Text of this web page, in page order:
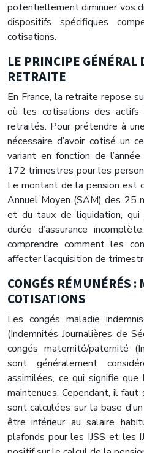
potentiellement diminuer vos
dispositifs spécifiques
cotisations.
LE PRINCIPE GÉNÉRAL
RETRAITE
En France, la retraite repose
où les cotisations des actifs
retraités. Pour prétendre à
nécessaire d’avoir cotisé un
variant en fonction de
172 trimestres pour les
Le montant de la pension est
Annuel Moyen (SAM) des 25
et du taux de liquidation,
durée d’assurance
comprendre comment les
affecter l’acquisition de
CONGÉS RÉMUNÉRÉS
COTISATIONS
Les congés maladie
(Indemnités Journalières de
congés maternité/paternité
sont généralement
assimilées, ce qui signifie
maintenues. Cependant, il
sont calculées sur la base
être inférieur au salaire
plafonds pour les IJSS et les